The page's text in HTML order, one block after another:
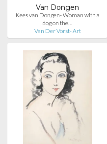
Van Dongen
Kees van Dongen- Woman with a
dog on the…
Van Der Vorst- Art